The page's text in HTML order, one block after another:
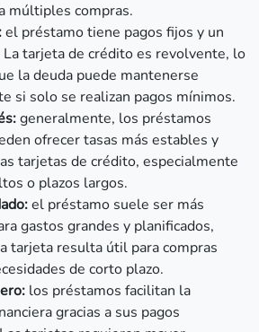
múltiples compras.
el préstamo tiene pagos fijos y un
La tarjeta de crédito es revolvente, lo
la deuda puede mantenerse
si solo se realizan pagos mínimos.
generalmente, los préstamos
ofrecer tasas más estables y
tarjetas de crédito, especialmente
o plazos largos.
el préstamo suele ser más
gastos grandes y planificados,
tarjeta resulta útil para compras
de corto plazo.
los préstamos facilitan la
gracias a sus pagos